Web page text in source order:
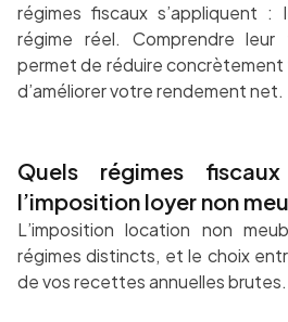
régimes fiscaux s’appliquent
régime réel. Comprendre leur
permet de réduire
d’améliorer votre rendement net.
Quels régimes
l’imposition loyer non
L’imposition location non
régimes distincts, et le choix
de vos recettes annuelles brutes.